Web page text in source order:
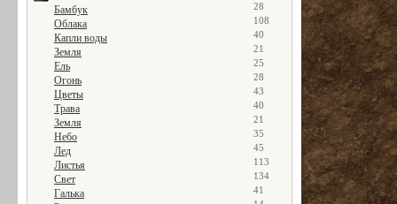
Бамбук 28
Облака 108
Капли воды 40
Земля 21
Ель 25
Огонь 28
Цветы 43
Трава 40
Земля 21
Небо 35
Лед 45
Листья 113
Свет 134
Галька 41